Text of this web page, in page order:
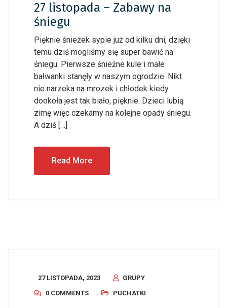
27 listopada – Zabawy na
śniegu
Pięknie śnieżek sypie już od kilku dni, dzięki
temu dziś mogliśmy się super bawić na
śniegu. Pierwsze śnieżne kule i małe
bałwanki stanęły w naszym ogrodzie. Nikt
nie narzeka na mrozek i chłodek kiedy
dookoła jest tak biało, pięknie. Dzieci lubią
zimę więc czekamy na kolejne opady śniegu.
A dziś […]
Read More
27 LISTOPADA, 2023
GRUPY
0 COMMENTS
PUCHATKI